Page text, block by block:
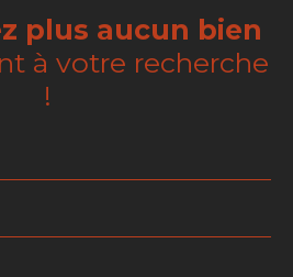
plus aucun bien
à votre recherche
!